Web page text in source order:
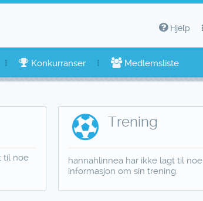
Hjelp
Konkurranser Medlemsliste
til noe
Trening
hannahlinnea har ikke lagt til noe
informasjon om sin trening.